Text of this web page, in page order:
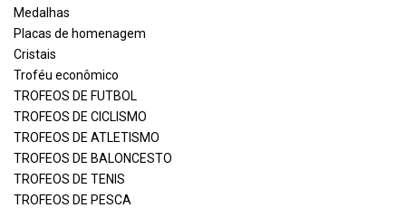
Medalhas
Placas de homenagem
Cristais
Troféu econômico
TROFEOS DE FUTBOL
TROFEOS DE CICLISMO
TROFEOS DE ATLETISMO
TROFEOS DE BALONCESTO
TROFEOS DE TENIS
TROFEOS DE PESCA